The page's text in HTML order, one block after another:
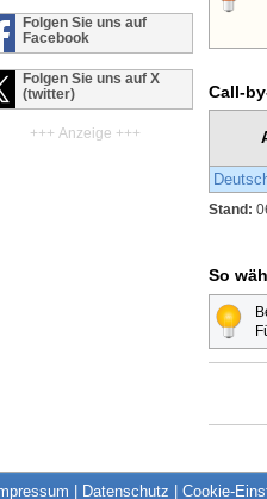
Folgen Sie uns auf
Facebook
Folgen Sie uns auf X
(twitter)
+++ Anzeige +++
Call-
Stand:
So
Datenschutz Cookie-